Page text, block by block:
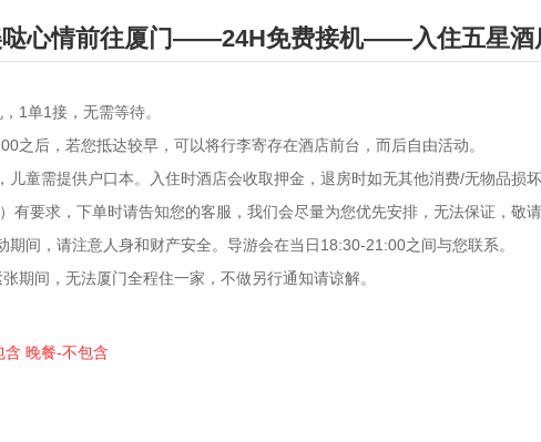
哒心情前往厦门——24H免费接机——入住五星
1单1接，无需等待。
之后，若您抵达较早，可以将行李寄存在酒店前台，而后自由活动。
儿童需提供户口本。入住时酒店会收取押金，退房时如无其他消费/无物品损坏
有要求，下单时请告知您的客服，我们会尽量为您优先安排，无法保证，敬请
期间，请注意人身和财产安全。导游会在当日18:30-21:00之间与您联系。
期间，无法厦门全程住一家，不做另行通知请谅解。
含 晚餐-不包含